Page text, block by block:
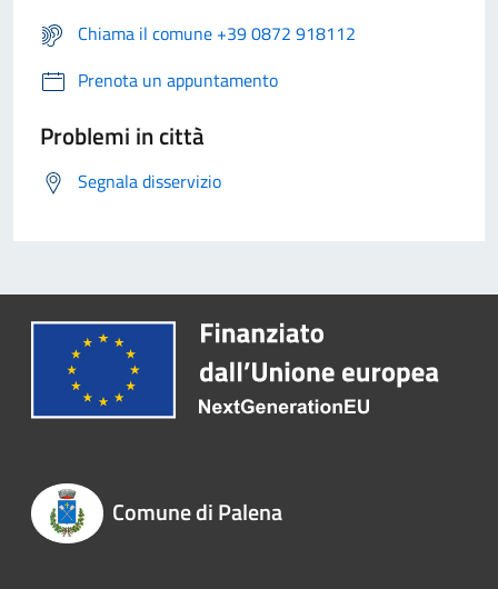
Chiama il comune +39 0872 918112
Prenota un appuntamento
Problemi in città
Segnala disservizio
Comune di Palena